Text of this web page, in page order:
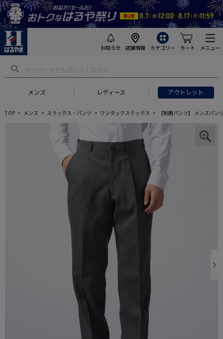
お知らせ 店舗情報 カテゴリー カート メニュー
メンズ レディース アウトレット
TOP メンズ スラックス・パンツ ワンタックスラックス 【制菌パンツ】 メンズパ